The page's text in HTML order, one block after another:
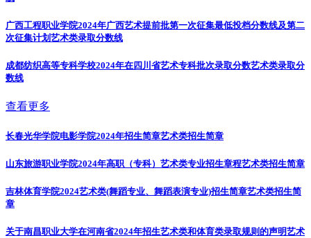
广西工程职业学院2024年广西艺术提前批第一次征集最低投档分数线及第二
次征集计划艺术类录取分数线
成都纺织高等专科学校2024年在四川省艺术专科批次录取分数艺术类录取分
数线
查看更多
长春光华学院电影学院2024年招生简章艺术类招生简章
山东旅游职业学院2024年高职（专科）艺术类专业招生章程艺术类招生简章
吉林体育学院2024艺术类(舞蹈专业、舞蹈表演专业)招生简章艺术类招生简
章
关于南昌职业大学在河南省2024年招生艺术类和体育类录取规则的声明艺术